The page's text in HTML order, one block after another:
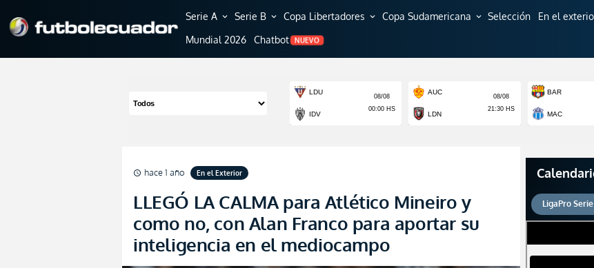
Serie A expand_more Serie B expand_more Copa Libertadores expand_more Copa Sudamericana expand_more Selección En el
Mundial 2026 Chatbot NUEVO
schedule hace 1 año En el Exterior
LLEGÓ LA CALMA para Atlético Mineiro y
como no, con Alan Franco para aportar su
inteligencia en el mediocampo
LigaPro